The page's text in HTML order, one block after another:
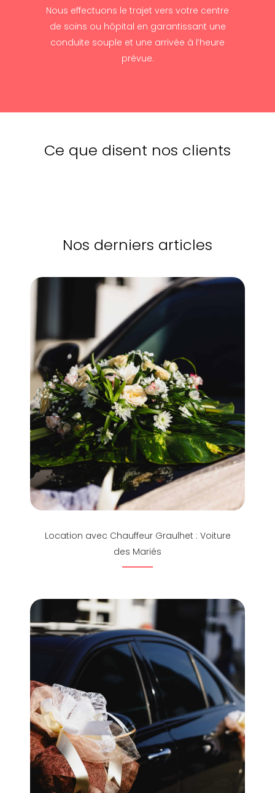
Nous effectuons le trajet vers votre centre
de soins ou hôpital en garantissant une
conduite souple et une arrivée à l’heure
prévue.
Ce que disent nos clients
Nos derniers articles
Location avec Chauffeur Graulhet : Voiture
des Mariés